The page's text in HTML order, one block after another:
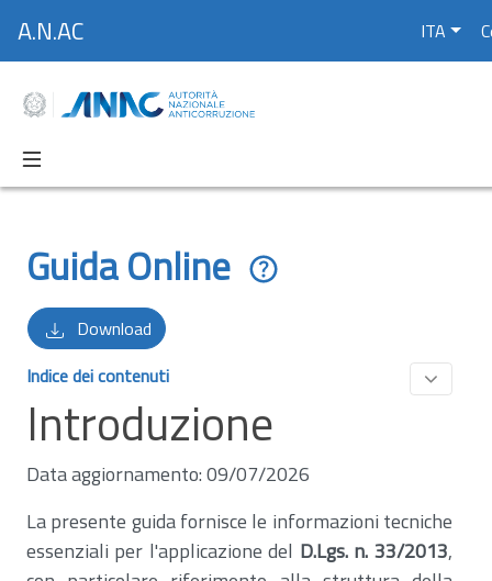
A.N.AC ITA
Guida Online
Download
Indice dei contenuti
Introduzione
Data aggiornamento: 09/07/2026
La presente guida fornisce le informazioni tecniche
essenziali per l'applicazione del D.Lgs. n. 33/2013,